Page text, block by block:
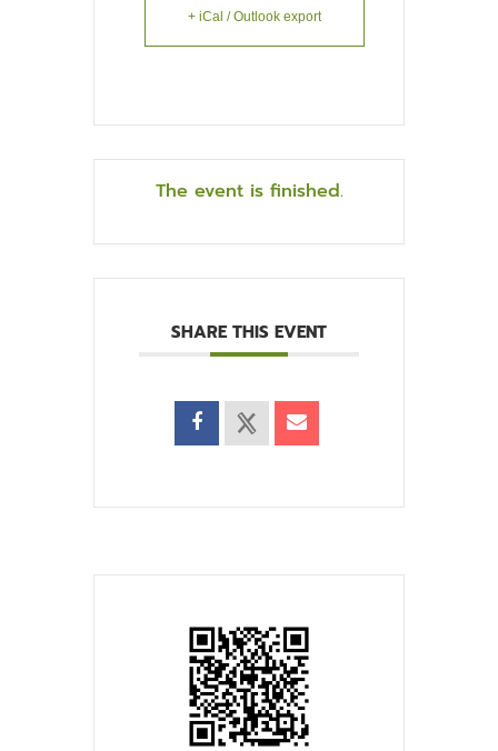
+ iCal / Outlook export
The event is finished.
SHARE THIS EVENT